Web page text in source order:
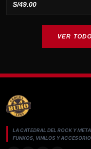
S/49.00
VER
LA CATEDRAL DEL ROCK Y
FUNKOS, VINILOS Y